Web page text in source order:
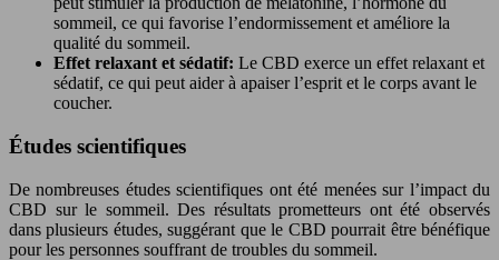
sommeil, ce qui favorise l’endormissement et améliore la
qualité du sommeil.
Effet relaxant et sédatif: Le CBD exerce un effet relaxant et
sédatif, ce qui peut aider à apaiser l’esprit et le corps avant le
coucher.
Études scientifiques
De nombreuses études scientifiques ont été menées sur l’impact du
CBD sur le sommeil. Des résultats prometteurs ont été observés
dans plusieurs études, suggérant que le CBD pourrait être bénéfique
pour les personnes souffrant de troubles du sommeil.